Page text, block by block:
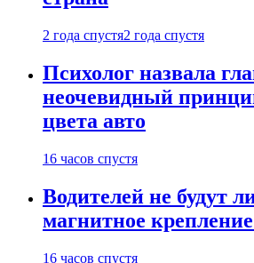
2 года спустя2 года спустя
Психолог назвала
неочевидный
цвета авто
16 часов спустя
Водителей не будут
магнитное
16 часов спустя